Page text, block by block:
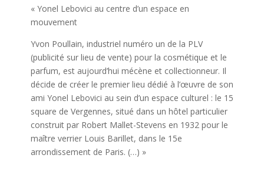
« Yonel Lebovici au centre d’un espace en
mouvement
Yvon Poullain, industriel numéro un de la PLV
(publicité sur lieu de vente) pour la cosmétique et le
parfum, est aujourd’hui mécène et collectionneur. Il
décide de créer le premier lieu dédié à l’œuvre de son
ami Yonel Lebovici au sein d’un espace culturel : le 15
square de Vergennes, situé dans un hôtel particulier
construit par Robert Mallet-Stevens en 1932 pour le
maître verrier Louis Barillet, dans le 15e
arrondissement de Paris. (…) »